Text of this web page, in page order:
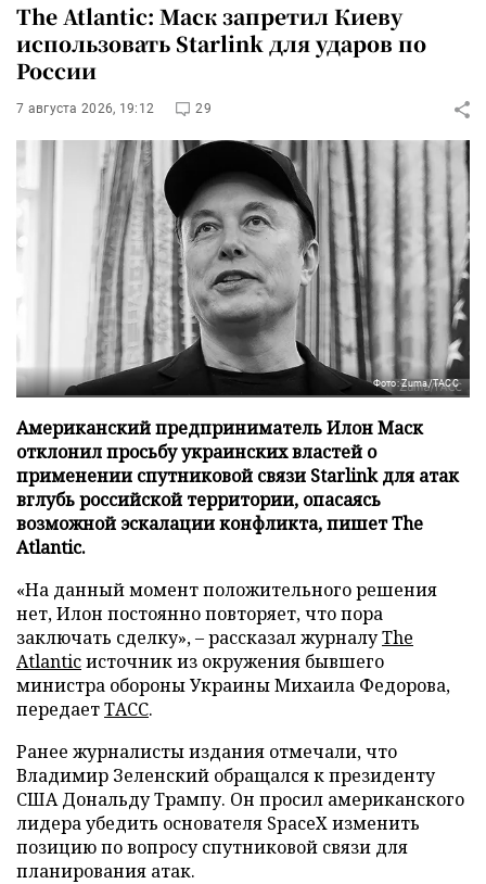
The Atlantic: Маск запретил Киеву
использовать Starlink для ударов по
России
7 августа 2026, 19:12 29
Фото: Zuma/ТАСС
Американский предприниматель Илон Маск
отклонил просьбу украинских властей о
применении спутниковой связи Starlink для атак
вглубь российской территории, опасаясь
возможной эскалации конфликта, пишет The
Atlantic.
«На данный момент положительного решения
нет, Илон постоянно повторяет, что пора
заключать сделку», – рассказал журналуThe
Atlanticисточник из окружения бывшего
министра обороны Украины Михаила Федорова,
передаетТАСС.
Ранее журналисты издания отмечали, что
Владимир Зеленский обращался к президенту
США Дональду Трампу. Он просил американского
лидера убедить основателя SpaceX изменить
позицию по вопросу спутниковой связи для
планирования атак.